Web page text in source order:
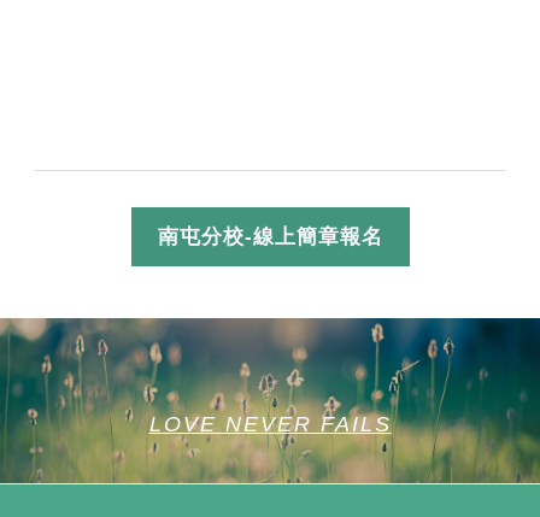
南屯分校-線上簡章報名
LOVE NEVER FAILS